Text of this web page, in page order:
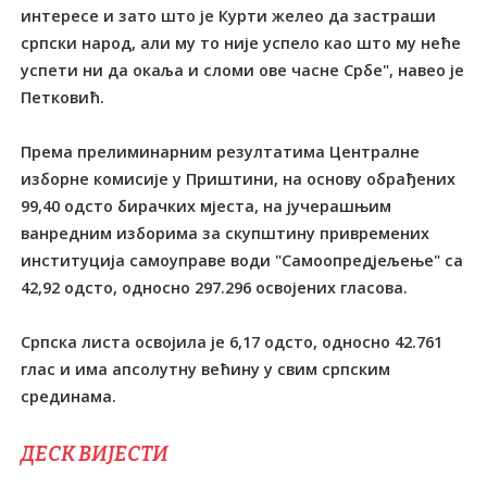
интересе и зато што је Курти желео да застраши
српски народ, али му то није успело као што му неће
успети ни да окаља и сломи ове часне Србе", навео је
Петковић.
Према прелиминарним резултатима Централне
изборне комисије у Приштини, на основу обрађених
99,40 одсто бирачких мјеста, на јучерашњим
ванредним изборима за скупштину привремених
институција самоуправе води "Самоопредјељење" са
42,92 одсто, односно 297.296 освојених гласова.
Српска листа освојила је 6,17 одсто, односно 42.761
глас и има апсолутну већину у свим српским
срединама.
ДЕСК ВИЈЕСТИ